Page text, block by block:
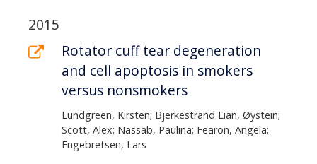
2015
Rotator cuff tear degeneration
and cell apoptosis in smokers
versus nonsmokers
Lundgreen, Kirsten; Bjerkestrand Lian, Øystein;
Scott, Alex; Nassab, Paulina; Fearon, Angela;
Engebretsen, Lars